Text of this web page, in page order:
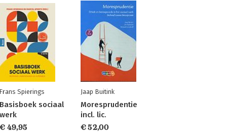
Frans Spierings
Basisboek sociaal
werk
€ 49,95
Jaap Buitink
Moresprudentie
incl. lic.
€ 52,00